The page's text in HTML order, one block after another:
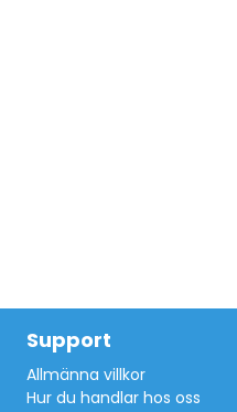
Support
Allmänna villkor
Hur du handlar hos oss